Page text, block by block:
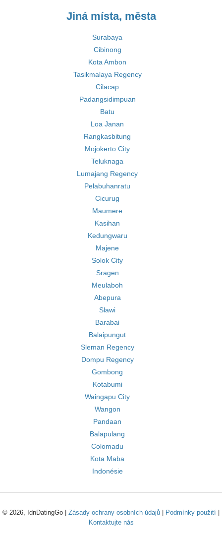
Jiná místa, města
Surabaya
Cibinong
Kota Ambon
Tasikmalaya Regency
Cilacap
Padangsidimpuan
Batu
Loa Janan
Rangkasbitung
Mojokerto City
Teluknaga
Lumajang Regency
Pelabuhanratu
Cicurug
Maumere
Kasihan
Kedungwaru
Majene
Solok City
Sragen
Meulaboh
Abepura
Slawi
Barabai
Balaipungut
Sleman Regency
Dompu Regency
Gombong
Kotabumi
Waingapu City
Wangon
Pandaan
Balapulang
Colomadu
Kota Maba
Indonésie
© 2026, IdnDatingGo | Zásady ochrany osobních údajů Podmínky použití
Kontaktujte nás